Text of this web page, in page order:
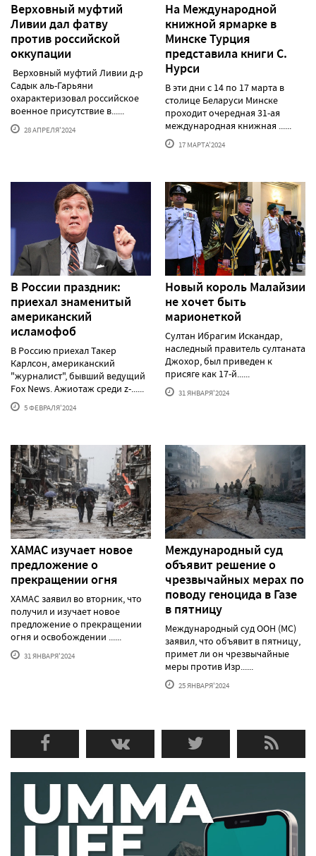
Верховный муфтий
Ливии дал фатву
против российской
оккупации
Верховный муфтий Ливии д-р
Садык аль-Гарьяни
охарактеризовал российское
военное присутствие в......
28 АПРЕЛЯ'2024
На Международной
книжной ярмарке в
Минске Турция
представила книги С.
Нурси
В эти дни с 14 по 17 марта в
столице Беларуси Минске
проходит очередная 31-ая
международная книжная ......
17 МАРТА'2024
В России праздник:
приехал знаменитый
американский
исламофоб
В Россию приехал Такер
Карлсон, американский
"журналист", бывший ведущий
Fox News. Ажиотаж среди z-......
5 ФЕВРАЛЯ'2024
Новый король Малайзии
не хочет быть
марионеткой
Султан Ибрагим Искандар,
наследный правитель султаната
Джохор, был приведен к
присяге как 17-й......
31 ЯНВАРЯ'2024
ХАМАС изучает новое
предложение о
прекращении огня
ХАМАС заявил во вторник, что
получил и изучает новое
предложение о прекращении
огня и освобождении ......
31 ЯНВАРЯ'2024
Международный суд
объявит решение о
чрезвычайных мерах по
поводу геноцида в Газе
в пятницу
Международный суд ООН (МС)
заявил, что объявит в пятницу,
примет ли он чрезвычайные
меры против Изр......
25 ЯНВАРЯ'2024